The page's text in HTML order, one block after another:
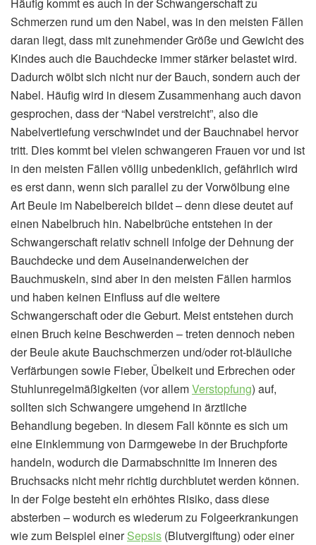
Schmerzen rund um den Nabel, was in den meisten Fällen
daran liegt, dass mit zunehmender Größe und Gewicht des
Kindes auch die Bauchdecke immer stärker belastet wird.
Dadurch wölbt sich nicht nur der Bauch, sondern auch der
Nabel. Häufig wird in diesem Zusammenhang auch davon
gesprochen, dass der “Nabel verstreicht”, also die
Nabelvertiefung verschwindet und der Bauchnabel hervor
tritt. Dies kommt bei vielen schwangeren Frauen vor und ist
in den meisten Fällen völlig unbedenklich, gefährlich wird
es erst dann, wenn sich parallel zu der Vorwölbung eine
Art Beule im Nabelbereich bildet – denn diese deutet auf
einen Nabelbruch hin. Nabelbrüche entstehen in der
Schwangerschaft relativ schnell infolge der Dehnung der
Bauchdecke und dem Auseinanderweichen der
Bauchmuskeln, sind aber in den meisten Fällen harmlos
und haben keinen Einfluss auf die weitere
Schwangerschaft oder die Geburt. Meist entstehen durch
einen Bruch keine Beschwerden – treten dennoch neben
der Beule akute Bauchschmerzen und/oder rot-bläuliche
Verfärbungen sowie Fieber, Übelkeit und Erbrechen oder
Stuhlunregelmäßigkeiten (vor allemVerstopfung) auf,
sollten sich Schwangere umgehend in ärztliche
Behandlung begeben. In diesem Fall könnte es sich um
eine Einklemmung von Darmgewebe in der Bruchpforte
handeln, wodurch die Darmabschnitte im Inneren des
Bruchsacks nicht mehr richtig durchblutet werden können.
In der Folge besteht ein erhöhtes Risiko, dass diese
absterben – wodurch es wiederum zu Folgeerkrankungen
wie zum Beispiel einerSepsis (Blutvergiftung) oder einer